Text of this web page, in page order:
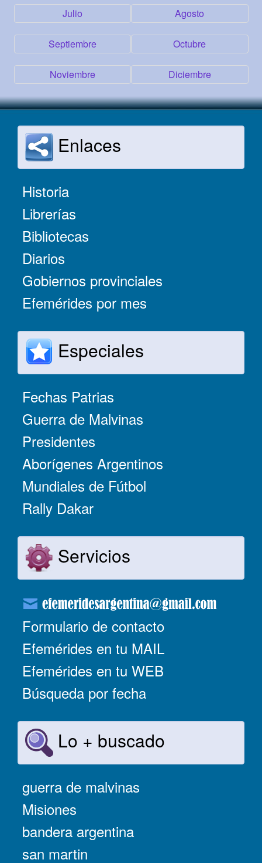
Julio Agosto
Septiembre Octubre
Noviembre Diciembre
Enlaces
Historia
Librerías
Bibliotecas
Diarios
Gobiernos provinciales
Efemérides por mes
Especiales
Fechas Patrias
Guerra de Malvinas
Presidentes
Aborígenes Argentinos
Mundiales de Fútbol
Rally Dakar
Servicios
Formulario de contacto
Efemérides en tu MAIL
Efemérides en tu WEB
Búsqueda por fecha
Lo + buscado
guerra de malvinas
Misiones
bandera argentina
san martin